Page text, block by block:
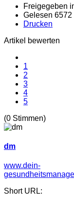
Freigegeben
Gelesen 6572
Drucken
Artikel bewerten
1
2
3
4
5
(0 Stimmen)
dm
www.dein-
Short URL: